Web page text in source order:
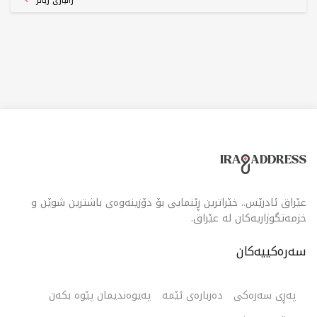
عێراق ئادرێس.. خێراترین ڕێنمایی بۆ دۆزینەوەی باشترین شوێن و
خزمەتگوزاریەکان لە عێراق.
سەرەکییەکان
پەڕی سەرەکی دەربارەی ئێمە
پەیوەندیمان پێوە بکەن